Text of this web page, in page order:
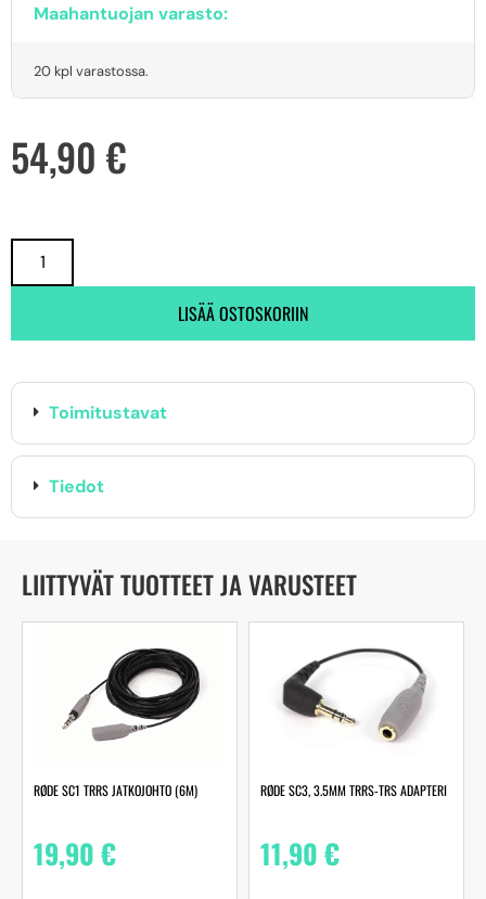
Maahantuojan varasto:
20 kpl varastossa.
54,90 €
LISÄÄ OSTOSKORIIN
Toimitustavat
Tiedot
LIITTYVÄT TUOTTEET JA VARUSTEET
RØDE SC1 TRRS JATKOJOHTO (6M)
19,90€
RØDE SC3, 3.5MM TRRS-TRS ADAPTERI
11,90€